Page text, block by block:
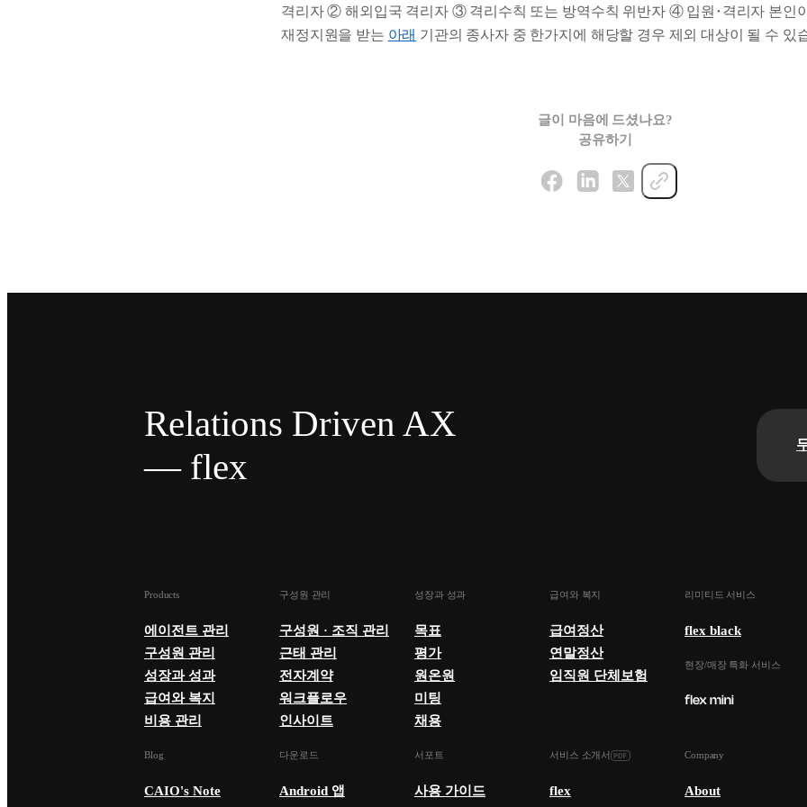
격리자 ② 해외입국 격리자 ③ 격리수칙 또는 방역수칙 위반자 ④ 입원･격리자 본인
재정지원을 받는 아래 기관의 종사자 중 한가지에 해당할 경우 제외 대상이 될 수 있
글이 마음에 드셨나요?
공유하기
Relations Driven AX
— flex
Products
에이전트 관리
구성원 관리
성장과 성과
급여와 복지
비용 관리
구성원 관리
구성원 · 조직 관리
근태 관리
전자계약
워크플로우
인사이트
성장과 성과
목표
평가
원온원
미팅
채용
급여와 복지
급여정산
연말정산
임직원 단체보험
리미티드 서비스
flex black
현장/매장 특화 서비스
Blog
CAIO's Note
다운로드
Android 앱
서포트
사용 가이드
서비스 소개서
flex
Company
About